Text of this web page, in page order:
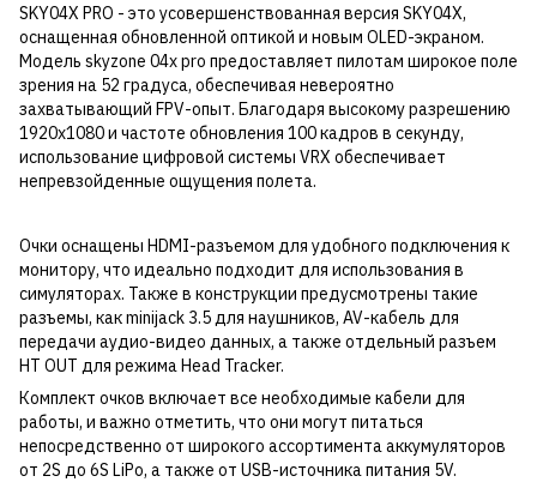
SKY04X PRO - это усовершенствованная версия SKY04X,
оснащенная обновленной оптикой и новым OLED-экраном.
Модель skyzone 04x pro предоставляет пилотам широкое поле
зрения на 52 градуса, обеспечивая невероятно
захватывающий FPV-опыт. Благодаря высокому разрешению
1920x1080 и частоте обновления 100 кадров в секунду,
использование цифровой системы VRX обеспечивает
непревзойденные ощущения полета.
Очки оснащены HDMI-разъемом для удобного подключения к
монитору, что идеально подходит для использования в
симуляторах. Также в конструкции предусмотрены такие
разъемы, как minijack 3.5 для наушников, AV-кабель для
передачи аудио-видео данных, а также отдельный разъем
HT OUT для режима Head Tracker.
Комплект очков включает все необходимые кабели для
работы, и важно отметить, что они могут питаться
непосредственно от широкого ассортимента аккумуляторов
от 2S до 6S LiPo, а также от USB-источника питания 5V.